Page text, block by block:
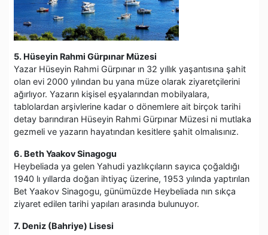
5. Hüseyin Rahmi Gürpınar Müzesi
Yazar Hüseyin Rahmi Gürpınar ın 32 yıllık yaşantısına şahit
olan evi 2000 yılından bu yana müze olarak ziyaretçilerini
ağırlıyor. Yazarın kişisel eşyalarından mobilyalara,
tablolardan arşivlerine kadar o dönemlere ait birçok tarihi
detay barındıran Hüseyin Rahmi Gürpınar Müzesi ni mutlaka
gezmeli ve yazarın hayatından kesitlere şahit olmalısınız.
6. Beth Yaakov Sinagogu
Heybeliada ya gelen Yahudi yazlıkçıların sayıca çoğaldığı
1940 lı yıllarda doğan ihtiyaç üzerine, 1953 yılında yaptırılan
Bet Yaakov Sinagogu, günümüzde Heybeliada nın sıkça
ziyaret edilen tarihi yapıları arasında bulunuyor.
7. Deniz (Bahriye) Lisesi